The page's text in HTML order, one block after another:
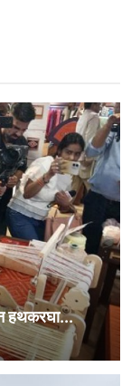
हथकरघा...